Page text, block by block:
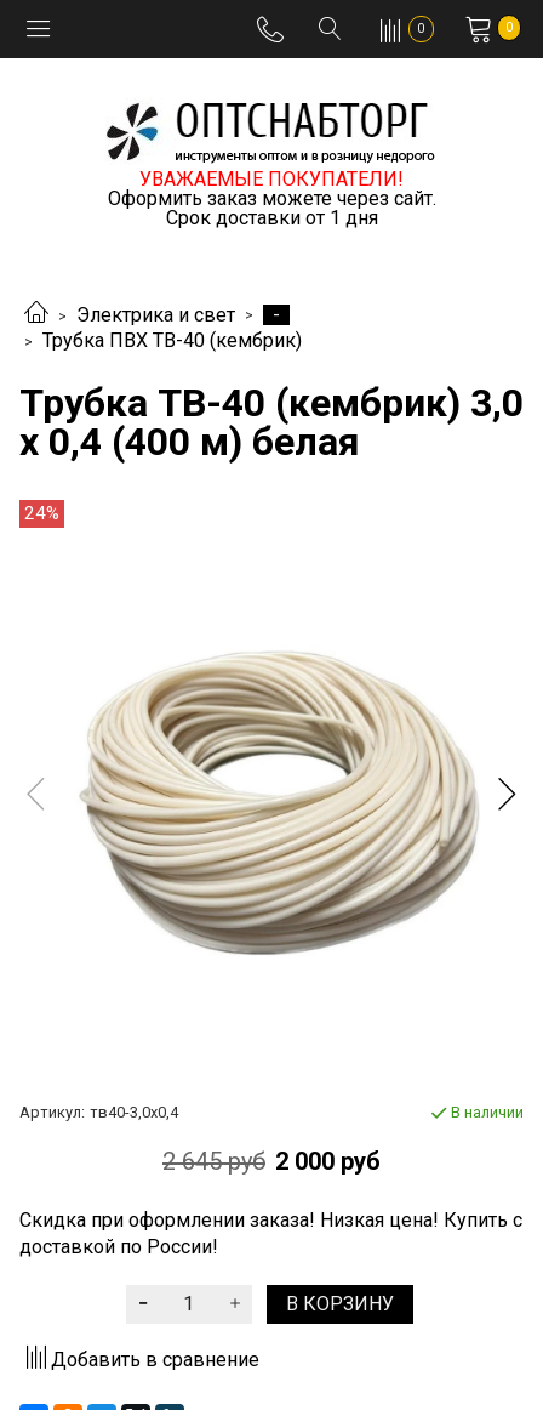
0 0
УВАЖАЕМЫЕ ПОКУПАТЕЛИ!
Оформить заказ можете через сайт.
Срок доставки от 1 дня
Электрика и свет
-
Трубка ПВХ ТВ-40 (кембрик)
Трубка ТВ-40 (кембрик) 3,0
х 0,4 (400 м) белая
24%
Артикул: тв40-3,0x0,4 В наличии
2 645 руб 2 000 руб
Скидка при оформлении заказа! Низкая цена! Купить с
доставкой по России!
В КОРЗИНУ
Добавить в сравнение